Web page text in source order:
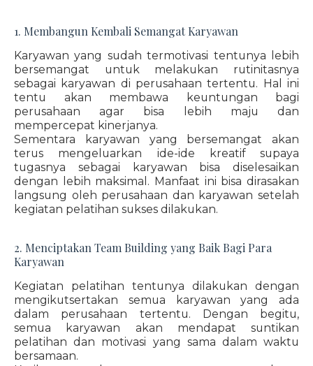
1. Membangun Kembali Semangat Karyawan
Karyawan yang sudah termotivasi tentunya lebih
bersemangat untuk melakukan rutinitasnya
sebagai karyawan di perusahaan tertentu. Hal ini
tentu akan membawa keuntungan bagi
perusahaan agar bisa lebih maju dan
mempercepat kinerjanya.
Sementara karyawan yang bersemangat akan
terus mengeluarkan ide-ide kreatif supaya
tugasnya sebagai karyawan bisa diselesaikan
dengan lebih maksimal. Manfaat ini bisa dirasakan
langsung oleh perusahaan dan karyawan setelah
kegiatan pelatihan sukses dilakukan.
2. Menciptakan Team Building yang Baik Bagi Para
Karyawan
Kegiatan pelatihan tentunya dilakukan dengan
mengikutsertakan semua karyawan yang ada
dalam perusahaan tertentu. Dengan begitu,
semua karyawan akan mendapat suntikan
pelatihan dan motivasi yang sama dalam waktu
bersamaan.